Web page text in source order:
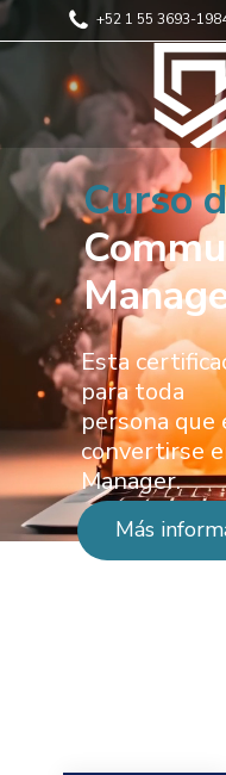
+52 1 55 3693-
Curso
Esta
para toda
persona que
convertirse
Manager.
Más